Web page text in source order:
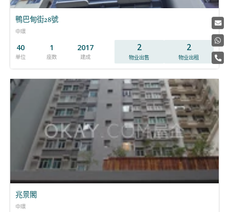
鴨巴甸街28號
中環
40
单位
1
座数
2017
建成
2
物业出售
2
物业出租
兆景閣
中環